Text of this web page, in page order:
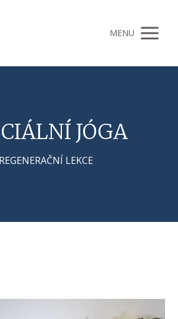
MENU
JÓGA
REGENERAČNÍ LEKCE